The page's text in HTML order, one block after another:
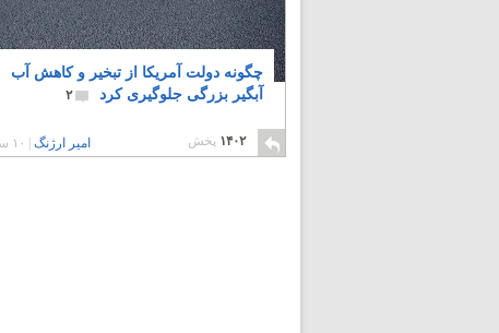
چگونه دولت آمریکا از تبخیر و کاهش آب
آبگیر بزرگی جلوگیری کرد
۲
۱۴۰۲ پخش امیر ارژنگ ۱۰ سال پیش